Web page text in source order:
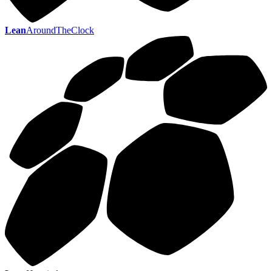
LeanAroundTheClock